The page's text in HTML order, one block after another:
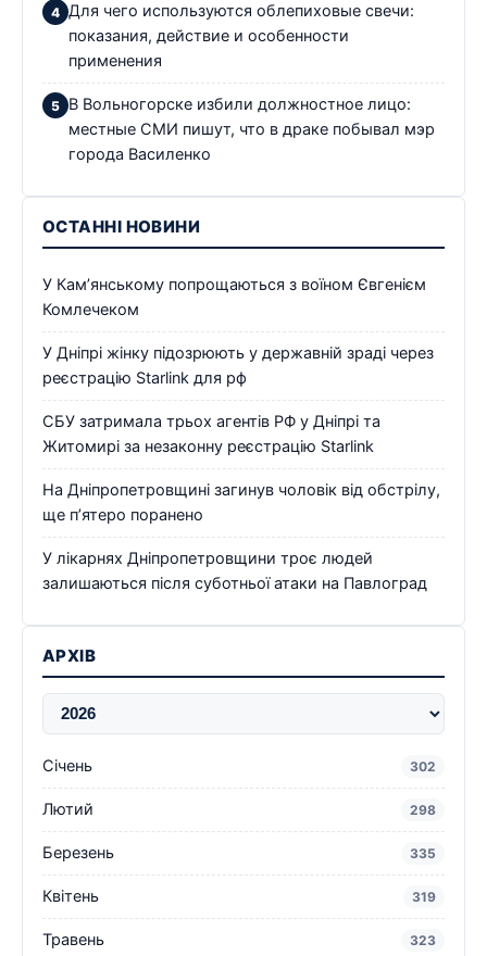
Для чего используются облепиховые свечи:
показания, действие и особенности
применения
В Вольногорске избили должностное лицо:
местные СМИ пишут, что в драке побывал мэр
города Василенко
ОСТАННІ НОВИНИ
У Кам’янському попрощаються з воїном Євгенієм
Комлечеком
У Дніпрі жінку підозрюють у державній зраді через
реєстрацію Starlink для рф
СБУ затримала трьох агентів РФ у Дніпрі та
Житомирі за незаконну реєстрацію Starlink
На Дніпропетровщині загинув чоловік від обстрілу,
ще п’ятеро поранено
У лікарнях Дніпропетровщини троє людей
залишаються після суботньої атаки на Павлоград
АРХІВ
Січень 302
Лютий 298
Березень 335
Квітень 319
Травень 323